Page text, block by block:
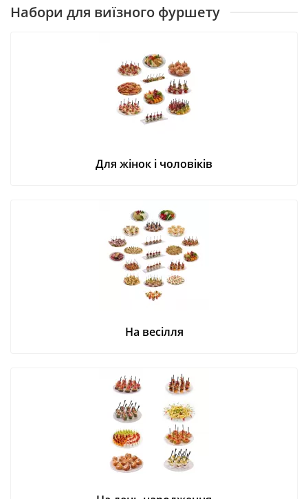
Набори для виїзного фуршету
Для жінок і чоловіків
На весілля